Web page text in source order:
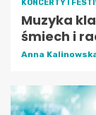
KONCERTY I
Muzyka
śmiech i
Anna